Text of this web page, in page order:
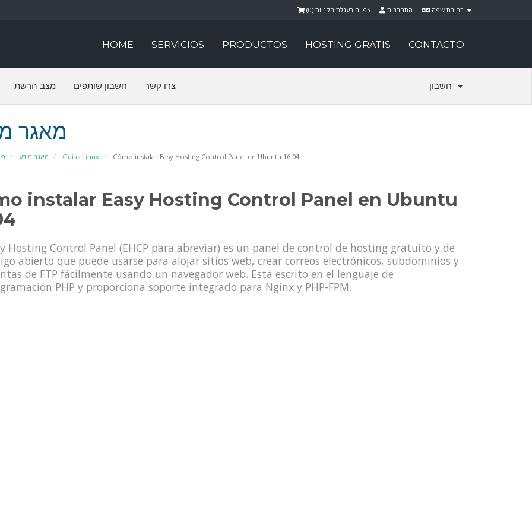
התחברות צפייה בעגלת הקניות (0
)
HOME SERVICIOS PRODUCTOS HOSTING GRATIS CONTACTO
מצב הרשת חשבון שותפים צרו קשר
מאגר
מאגר מידע Guias Linux Cómo instalar Easy Hosting Control Panel en Ubuntu 16.04
instalar Easy Hosting Control Panel en Ubuntu
Hosting Control Panel (EHCP para abreviar) es un panel de control de hosting gratuito y de
abierto que puede usarse para alojar sitios web, crear correos electrónicos, subdominios y
de FTP fácilmente usando un navegador web. Está escrito en el lenguaje de
PHP y proporciona soporte integrado para Nginx y PHP-FPM.